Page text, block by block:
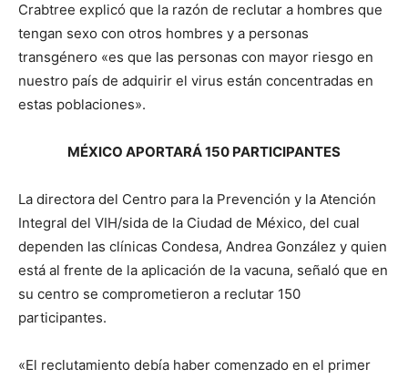
Crabtree explicó que la razón de reclutar a hombres que
tengan sexo con otros hombres y a personas
transgénero «es que las personas con mayor riesgo en
nuestro país de adquirir el virus están concentradas en
estas poblaciones».
MÉXICO APORTARÁ 150 PARTICIPANTES
La directora del Centro para la Prevención y la Atención
Integral del VIH/sida de la Ciudad de México, del cual
dependen las clínicas Condesa, Andrea González y quien
está al frente de la aplicación de la vacuna, señaló que en
su centro se comprometieron a reclutar 150
participantes.
«El reclutamiento debía haber comenzado en el primer